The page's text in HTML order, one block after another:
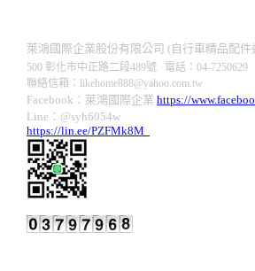
萊鴻國際企業股份有限公司 (自行車精品配件
500 彰化市中正路二段489號 電話：04-7250629
聯絡信箱：
likehome888@yahoo.com.tw
Facebook：萊鴻國際企業 https://
Line：@syh6054w
https://lin.ee/PZFMk8M